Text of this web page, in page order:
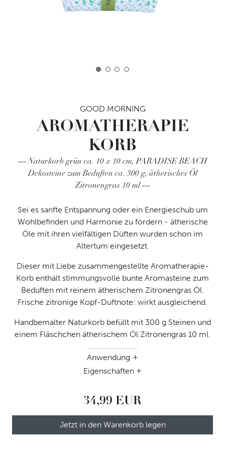
1 2 3 4
GOOD MORNING
AROMATHERAPIE
KORB
Naturkorb grün ca. 10 x 10 cm, PARADISE BEACH
Dekosteine zum Beduften ca. 300 g, ätherisches Öl
Zitronengras 10 ml
Sei es sanfte Entspannung oder ein Energieschub um
Wohlbefinden und Harmonie zu fördern - ätherische
Öle mit ihren vielfältigen Düften wurden schon im
Altertum eingesetzt.
Dieser mit Liebe zusammengestellte Aromatherapie-
Korb enthält stimmungsvolle bunte Aromasteine zum
Beduften mit reinem ätherischem Zitronengras Öl.
Frische zitronige Kopf-Duftnote: wirkt ausgleichend.
Handbemalter Naturkorb befüllt mit 300 g Steinen und
einem Fläschchen ätherischem Öl Zitronengras 10 ml.
Anwendung
Für die Beduftung, die Steine aus saugfähigem Naturmaterial auf
Steine nicht mit Wasser abspülen oder in Wasser legen.
Eigenschaften
34,99 EUR
Jetzt in den Warenkorb legen